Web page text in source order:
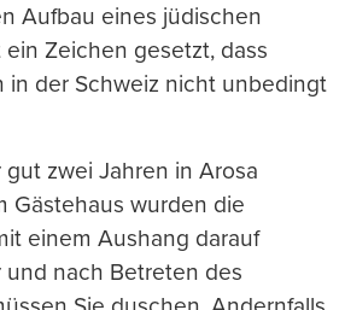
Aufbau eines jüdischen
Zeichen gesetzt, dass
in der Schweiz nicht unbedingt
zwei Jahren in Arosa
Gästehaus wurden die
einem Aushang darauf
und nach Betreten des